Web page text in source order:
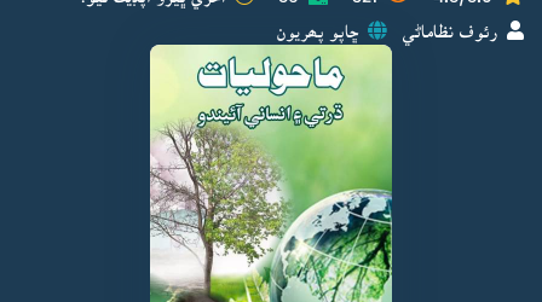
رئوف نظاماڻي ڇاپو پھريون